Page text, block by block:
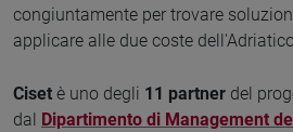
congiuntamente per trovare
applicare alle due coste
Ciset è uno degli 11 partner del
dal
Dipartimento di Management